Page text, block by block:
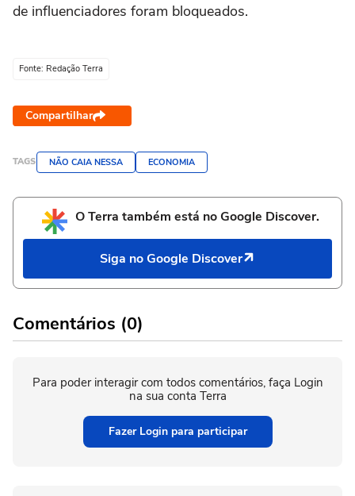
de influenciadores foram bloqueados.
Fonte: Redação Terra
Compartilhar
TAGS NÃO CAIA NESSA ECONOMIA
O Terra também está no Google Discover.
Siga no Google Discover
Comentários (0)
Para poder interagir com todos comentários, faça Login
na sua conta Terra
Fazer Login para participar